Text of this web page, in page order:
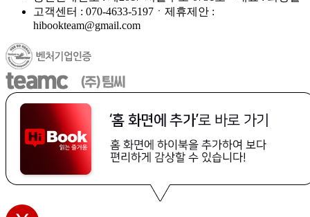
고객센터 : 070-4633-5197ㆍ제휴제안 :
hibookteam@gmail.com